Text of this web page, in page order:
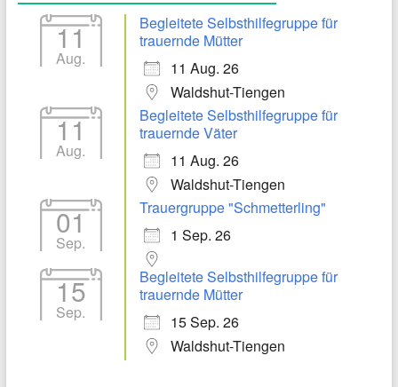
11
Aug.
Begleitete Selbsthilfegruppe für
trauernde Mütter
11 Aug. 26
Waldshut-Tiengen
11
Aug.
Begleitete Selbsthilfegruppe für
trauernde Väter
11 Aug. 26
Waldshut-Tiengen
01
Sep.
Trauergruppe "Schmetterling"
1 Sep. 26
15
Sep.
Begleitete Selbsthilfegruppe für
trauernde Mütter
15 Sep. 26
Waldshut-Tiengen